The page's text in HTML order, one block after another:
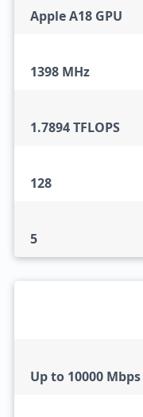
Apple A18 GPU
1398 MHz
1.7894 TFLOPS
128
5
Up to 10000 Mbps